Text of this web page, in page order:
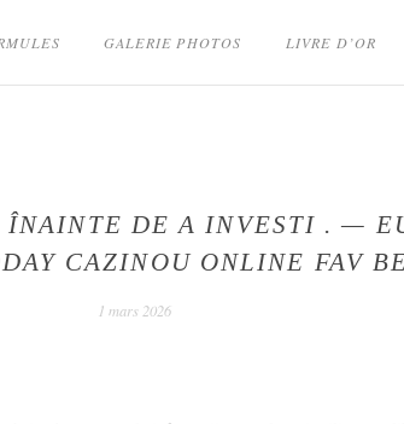
GALERIE PHOTOS LIVRE D’OR
DE A INVESTI . —
CAZINOU ONLINE FAV
1 mars 20262